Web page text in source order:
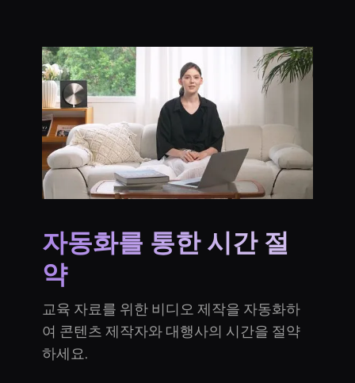
자동화를 통한 시간 절
약
교육 자료를 위한 비디오 제작을 자동화하
여 콘텐츠 제작자와 대행사의 시간을 절약
하세요.